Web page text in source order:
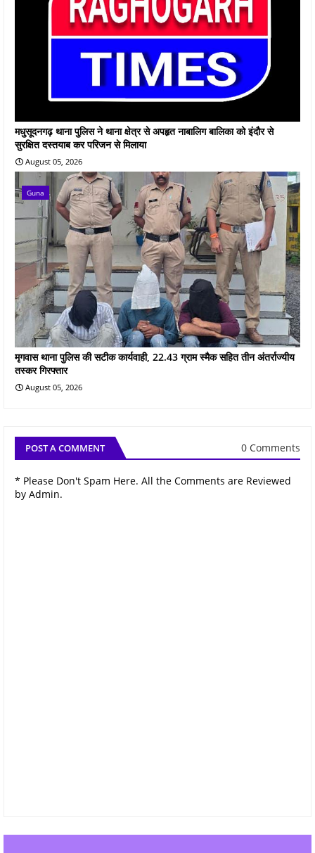
मधुसूदनगढ़ थाना पुलिस ने थाना क्षेत्र से अपहृत नाबालिग बालिका को इंदौर से
सुरक्षित दस्तयाब कर परिजन से मिलाया
August 05, 2026
Guna
मृगवास थाना पुलिस की सटीक कार्यवाही, 22.43 ग्राम स्मैक सहित तीन अंतर्राज्यीय
तस्कर गिरफ्तार
August 05, 2026
POST A COMMENT 0 Comments
* Please Don't Spam Here. All the Comments are Reviewed
by Admin.